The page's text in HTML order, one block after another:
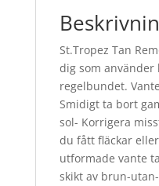
St.Tropez Tan
dig som
regelbundet.
Smidigt ta bort
sol- Korrigera
du fått fläckar
utformade vante
skikt av brun-